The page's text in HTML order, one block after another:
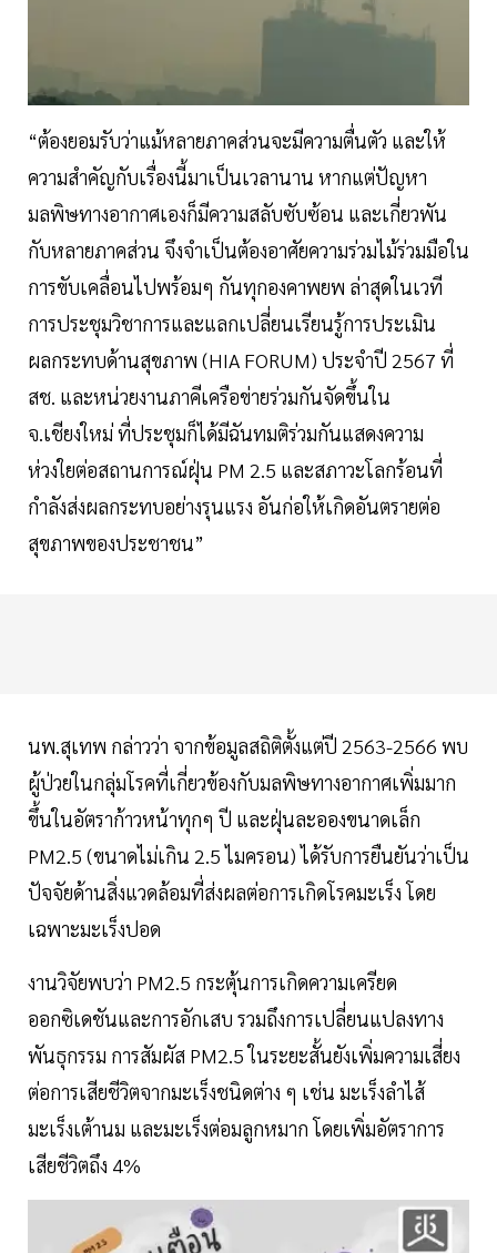
“ต้องยอมรับว่าแม้หลายภาคส่วนจะมีความตื่นตัว และให้
ความสำคัญกับเรื่องนี้มาเป็นเวลานาน หากแต่ปัญหา
มลพิษทางอากาศเองก็มีความสลับซับซ้อน และเกี่ยวพัน
กับหลายภาคส่วน จึงจำเป็นต้องอาศัยความร่วมไม้ร่วมมือใน
การขับเคลื่อนไปพร้อมๆ กันทุกองคาพยพ ล่าสุดในเวที
การประชุมวิชาการและแลกเปลี่ยนเรียนรู้การประเมิน
ผลกระทบด้านสุขภาพ (HIA FORUM) ประจำปี 2567 ที่
สช. และหน่วยงานภาคีเครือข่ายร่วมกันจัดขึ้นใน
จ.เชียงใหม่ ที่ประชุมก็ได้มีฉันทมติร่วมกันแสดงความ
ห่วงใยต่อสถานการณ์ฝุ่น PM 2.5 และสภาวะโลกร้อนที่
กำลังส่งผลกระทบอย่างรุนแรง อันก่อให้เกิดอันตรายต่อ
สุขภาพของประชาชน”
นพ.สุเทพ กล่าวว่า จากข้อมูลสถิติตั้งแต่ปี 2563-2566 พบ
ผู้ป่วยในกลุ่มโรคที่เกี่ยวข้องกับมลพิษทางอากาศเพิ่มมาก
ขึ้นในอัตราก้าวหน้าทุกๆ ปี และฝุ่นละอองขนาดเล็ก
PM2.5 (ขนาดไม่เกิน 2.5 ไมครอน) ได้รับการยืนยันว่าเป็น
ปัจจัยด้านสิ่งแวดล้อมที่ส่งผลต่อการเกิดโรคมะเร็ง โดย
เฉพาะมะเร็งปอด
งานวิจัยพบว่า PM2.5 กระตุ้นการเกิดความเครียด
ออกซิเดชันและการอักเสบ รวมถึงการเปลี่ยนแปลงทาง
พันธุกรรม การสัมผัส PM2.5 ในระยะสั้นยังเพิ่มความเสี่ยง
ต่อการเสียชีวิตจากมะเร็งชนิดต่าง ๆ เช่น มะเร็งลำไส้
มะเร็งเต้านม และมะเร็งต่อมลูกหมาก โดยเพิ่มอัตราการ
เสียชีวิตถึง 4%